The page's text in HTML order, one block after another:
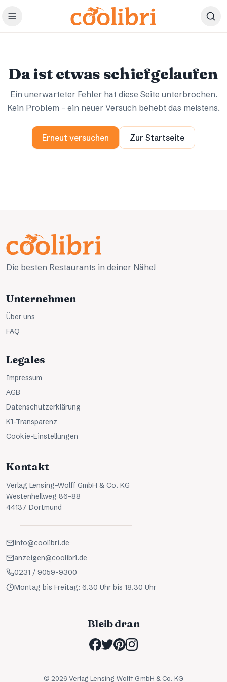
Zum Hauptinhalt springen
Da ist etwas schiefgelaufen
Ein unerwarteter Fehler hat diese Seite unterbrochen.
Kein Problem – ein neuer Versuch behebt das meistens.
Erneut versuchen Zur Startseite
Die besten Restaurants in deiner Nähe!
Unternehmen
Über uns
FAQ
Legales
Impressum
AGB
Datenschutzerklärung
KI-Transparenz
Cookie-Einstellungen
Kontakt
Verlag Lensing-Wolff GmbH & Co. KG
Westenhellweg 86-88
44137 Dortmund
info@coolibri.de
anzeigen@coolibri.de
0231 / 9059-9300
Montag bis Freitag: 6.30 Uhr bis 18.30 Uhr
Bleib dran
© 2026 Verlag Lensing-Wolff GmbH & Co. KG